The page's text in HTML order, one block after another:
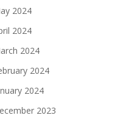
2024
2024
2024
2024
2024
2023